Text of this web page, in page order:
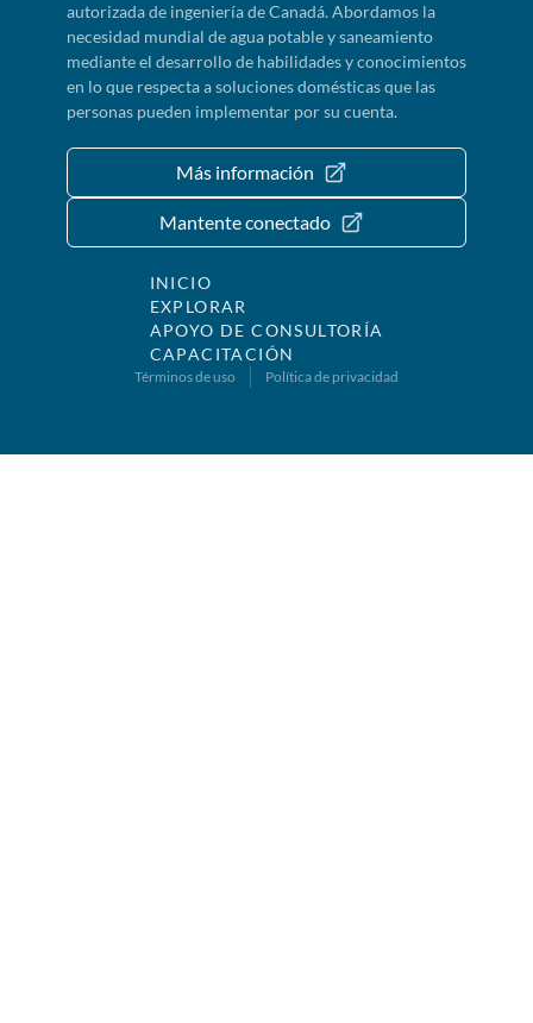
autorizada de ingeniería de Canadá. Abordamos la
necesidad mundial de agua potable y saneamiento
mediante el desarrollo de habilidades y conocimientos
en lo que respecta a soluciones domésticas que las
personas pueden implementar por su cuenta.
Más información
Mantente conectado
INICIO
EXPLORAR
APOYO DE CONSULTORÍA
CAPACITACIÓN
Términos de uso Política de privacidad